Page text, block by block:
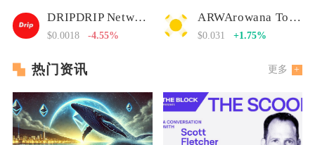
DRIPDRIP Network
$0.0018 -4.55%
ARWArowana Token
$0.031 +1.75%
热门资讯 更多